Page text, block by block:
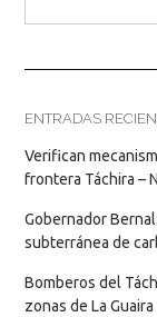
ENTRADAS
Verifican
frontera Táchira –
Gobernador
subterránea de
Bomberos del
zonas de La Guaira